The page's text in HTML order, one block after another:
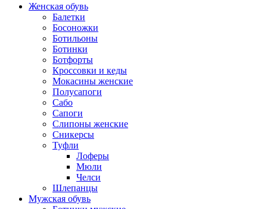
Женская обувь
Балетки
Босоножки
Ботильоны
Ботинки
Ботфорты
Кроссовки и кеды
Мокасины женские
Полусапоги
Сабо
Сапоги
Слипоны женские
Сникерсы
Туфли
Лоферы
Мюли
Челси
Шлепанцы
Мужская обувь